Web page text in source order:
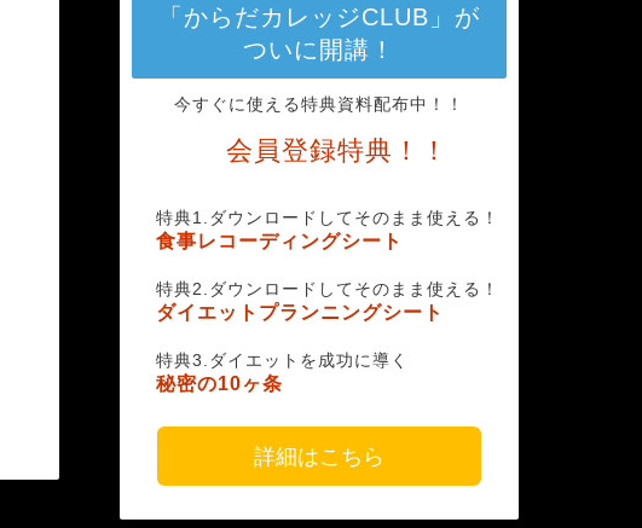
「からだカレッジCLUB」が
ついに開講！
今すぐに使える特典資料配布中！！
会員登録特典！！
特典1.ダウンロードしてそのまま使える！
食事レコーディングシート
特典2.ダウンロードしてそのまま使える！
ダイエットプランニングシート
特典3.ダイエットを成功に導く
秘密の10ヶ条
詳細はこちら